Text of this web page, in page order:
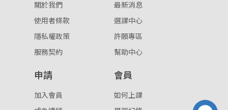
關於我們
使用者條款
隱私權政策
服務契約
最新消息
選課中心
許願專區
幫助中心
申請
加入會員
會員
如何上課